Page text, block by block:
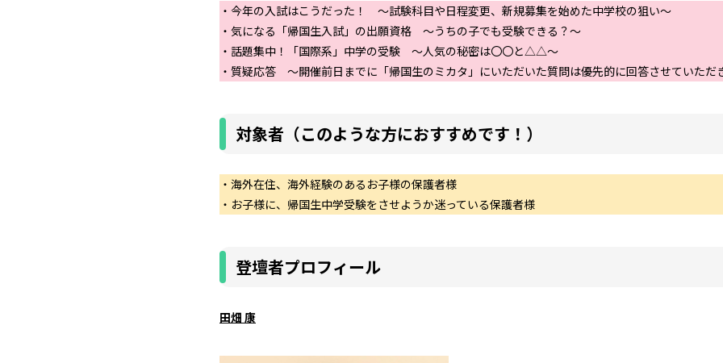
・今年の入試はこうだった！ ～試験科目や日程変更、新規募集を始めた中学校の狙い～
・気になる「帰国生入試」の出願資格 ～うちの子でも受験できる？～
・話題集中！「国際系」中学の受験 ～人気の秘密は〇〇と△△～
・質疑応答 ～開催前日までに「帰国生のミカタ」にいただいた質問は優先的に回答させていただ
対象者（このような方におすすめです！）
・海外在住、海外経験のあるお子様の保護者様
・お子様に、帰国生中学受験をさせようか迷っている保護者様
登壇者プロフィール
田畑 康